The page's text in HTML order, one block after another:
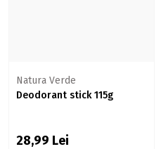
Natura Verde
Deodorant stick 115g
28,99 Lei